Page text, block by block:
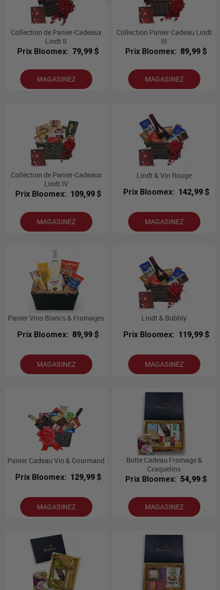
Collection de Panier-Cadeaux
Lindt II
Prix Bloomex: 79,99 $
MAGASINEZ
Collection Panier Cadeau Lindt
III
Prix Bloomex: 89,99 $
MAGASINEZ
Collection de Panier-Cadeaux
Lindt IV
Prix Bloomex: 109,99 $
MAGASINEZ
Lindt & Vin Rouge
Prix Bloomex: 142,99 $
MAGASINEZ
Panier Vins Blancs & Fromages
Prix Bloomex: 89,99 $
MAGASINEZ
Lindt & Bubbly
Prix Bloomex: 119,99 $
MAGASINEZ
Panier Cadeau Vin & Gourmand
Prix Bloomex: 129,99 $
MAGASINEZ
Boîte Cadeau Fromage &
Craquelins
Prix Bloomex: 54,99 $
MAGASINEZ